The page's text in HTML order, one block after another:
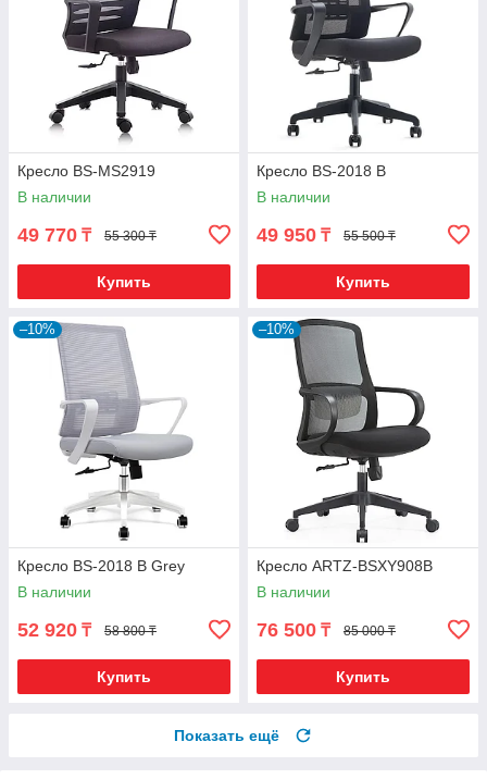
Кресло BS-MS2919
В наличии
49 770 ₸ 55 300 ₸
Купить
Кресло BS-2018 B
В наличии
49 950 ₸ 55 500 ₸
Купить
–10%
Кресло BS-2018 B Grey
В наличии
52 920 ₸ 58 800 ₸
Купить
–10%
Кресло ARTZ-BSXY908B
В наличии
76 500 ₸ 85 000 ₸
Купить
Показать ещё